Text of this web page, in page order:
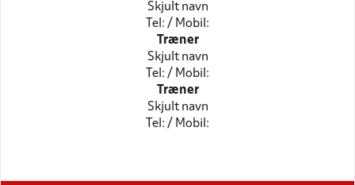
Skjult navn
Tel: / Mobil:
Træner
Skjult navn
Tel: / Mobil:
Træner
Skjult navn
Tel: / Mobil: